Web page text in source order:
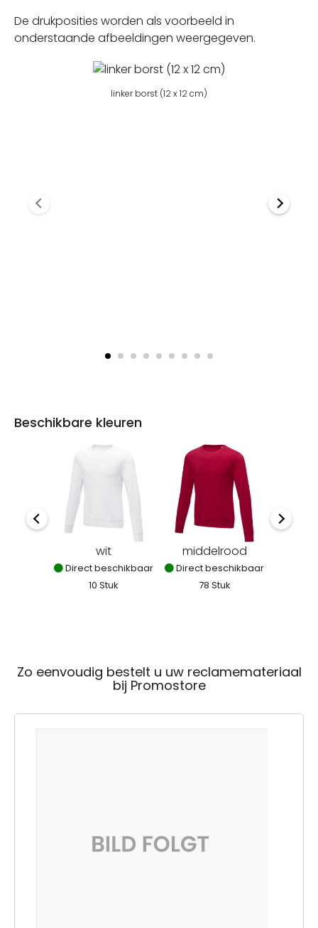
De drukposities worden als voorbeeld in
onderstaande afbeeldingen weergegeven.
linker borst (12 x 12 cm)
Beschikbare kleuren
wit
Direct beschikbaar
10 Stuk
middelrood
Direct beschikbaar
78 Stuk
Zo eenvoudig bestelt u uw reclamemateriaal
bij Promostore